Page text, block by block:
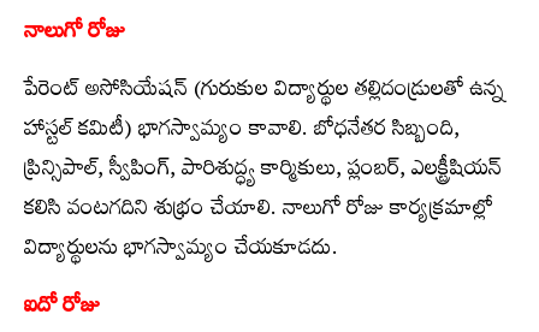
నాలుగో రోజు
పేరెంట్‌ అసోసియేషన్‌ (గురుకుల విద్యార్థుల తల్లిదండ్రులతో ఉన్న
హాస్టల్‌ కమిటీ) భాగస్వామ్యం కావాలి. బోధనేతర సిబ్బంది,
ప్రిన్సిపాల్‌, స్వీపింగ్‌, పారిశుద్ధ్య కార్మికులు, ప్లంబర్‌, ఎలక్ట్రీషియన్‌
కలిసి వంటగదిని శుభ్రం చేయాలి. నాలుగో రోజు కార్యక్రమాల్లో
విద్యార్థులను భాగస్వామ్యం చేయకూడదు.
ఐదో రోజు